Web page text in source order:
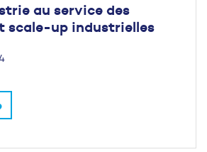
au service des
scale-up industrielles